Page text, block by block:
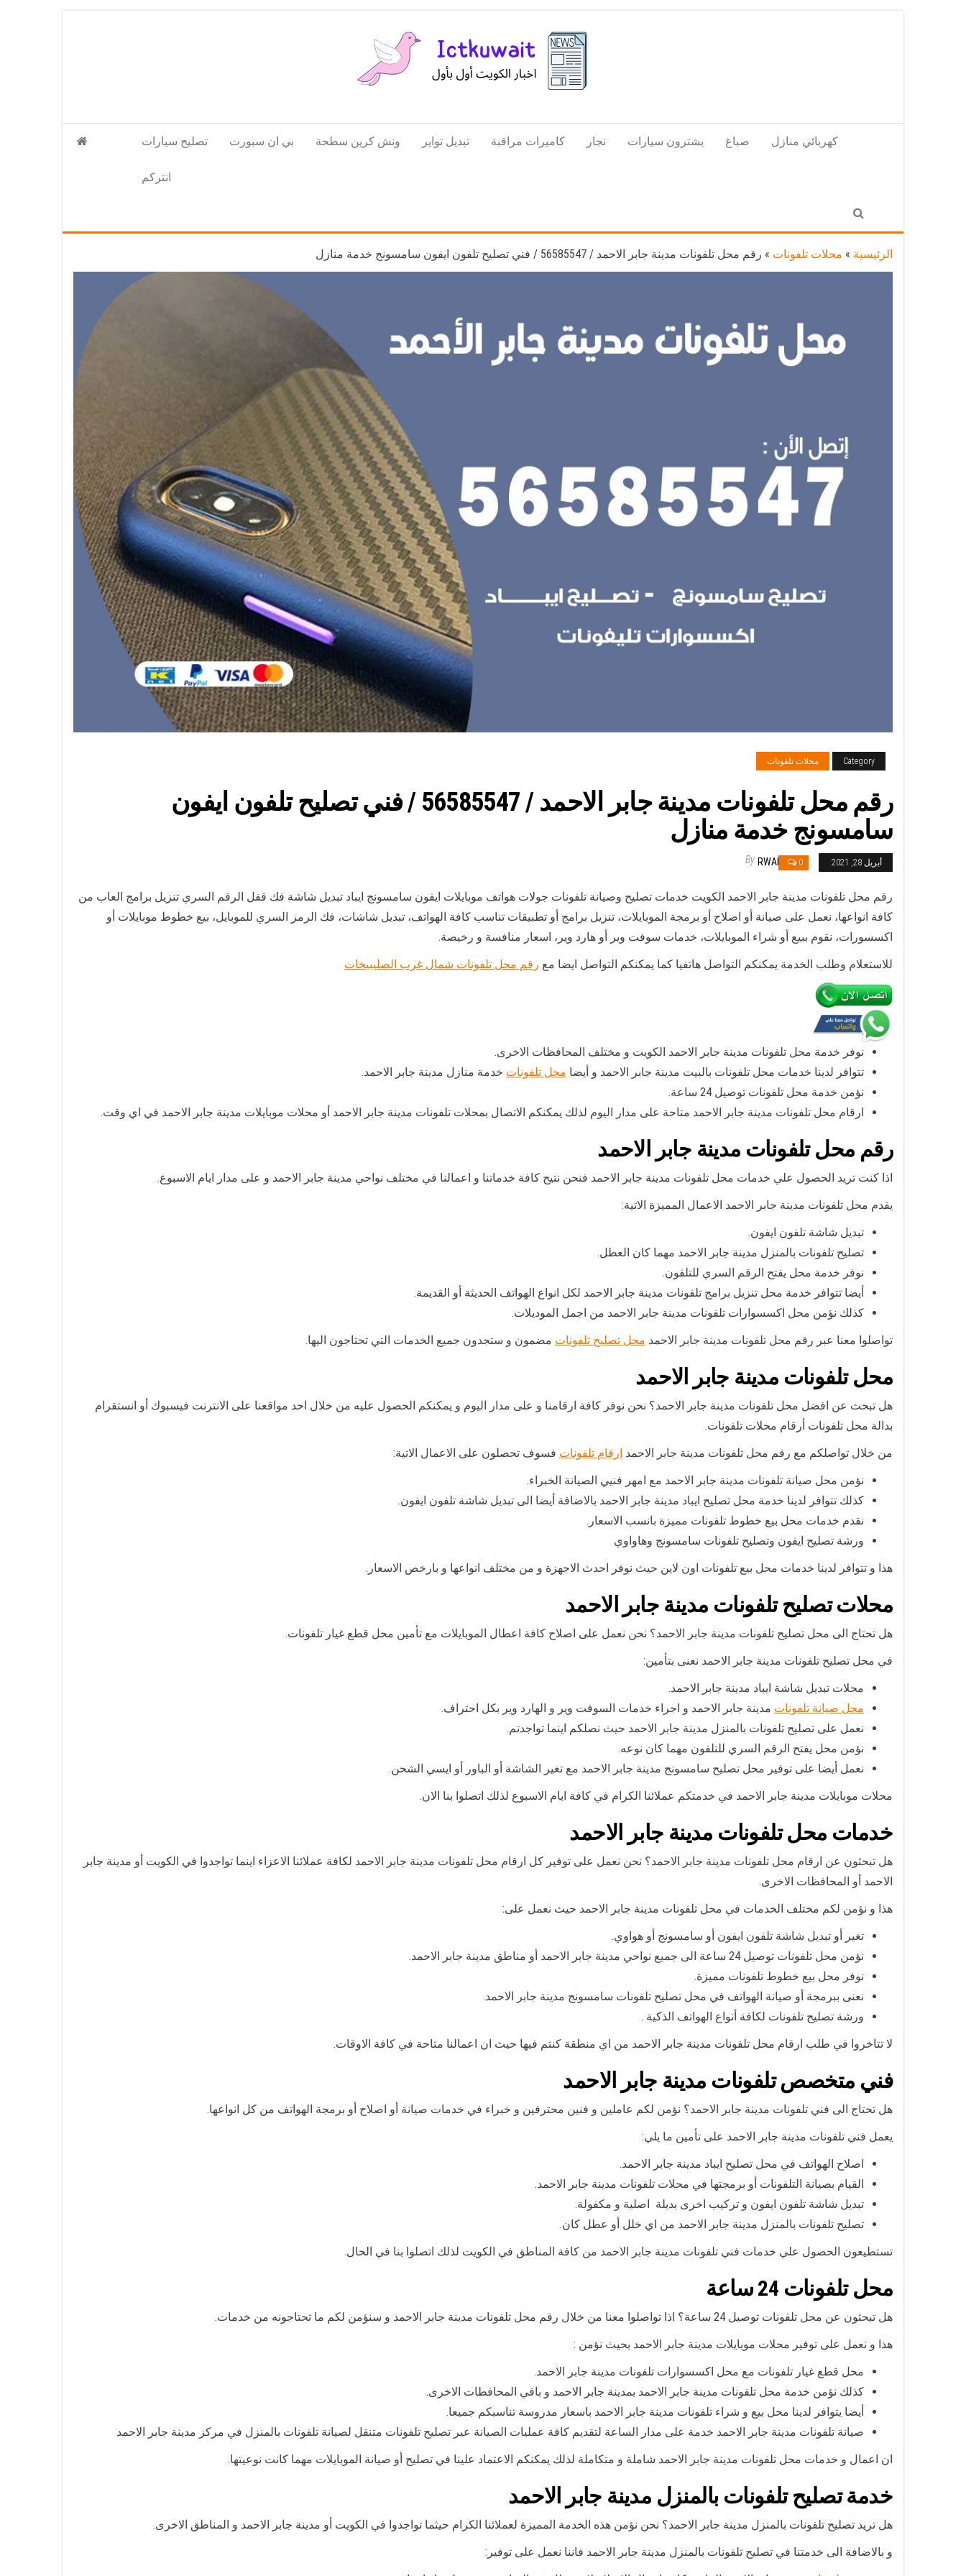
الكويت
تكنولوجيا
المعلومات
تصليح سيارات بي ان سبورت ونش كرين سطحة تبديل تواير كاميرات مراقبة نجار يشترون سيارات صباغ كهربائي منازل
انتركم
الرئيسية » محلات تلفونات » رقم محل تلفونات مدينة جابر الاحمد / 56585547 / فني تصليح تلفون ايفون سامسونج خدمة منازل
Category محلات تلفونات
رقم محل تلفونات مدينة جابر الاحمد / 56585547 / فني تصليح تلفون ايفون
سامسونج خدمة منازل
أبريل 28, 2021 0
By RWAN
رقم محل تلفونات مدينة جابر الاحمد الكويت خدمات تصليح وصيانة تلفونات جولات هواتف موبايلات ايفون سامسونج ايباد تبديل شاشة فك قفل الرقم السري تنزيل برامج العاب من
كافة انواعها، نعمل على صيانة أو اصلاح أو برمجة الموبايلات، تنزيل برامج أو تطبيقات تناسب كافة الهواتف، تبديل شاشات، فك الرمز السري للموبايل، بيع خطوط موبايلات أو
اكسسورات، نقوم ببيع أو شراء الموبايلات، خدمات سوفت وير أو هارد وير، اسعار منافسة و رخيصة.
للاستعلام وطلب الخدمة يمكنكم التواصل هاتفيا كما يمكنكم التواصل ايضا مع رقم محل تلفونات شمال غرب الصليبيخات
نوفر خدمة محل تلفونات مدينة جابر الاحمد الكويت و مختلف المحافظات الاخرى.
تتوافر لدينا خدمات محل تلفونات بالبيت مدينة جابر الاحمد و أيضا محل تلفونات خدمة منازل مدينة جابر الاحمد.
نؤمن خدمة محل تلفونات توصيل 24 ساعة.
ارقام محل تلفونات مدينة جابر الاحمد متاحة على مدار اليوم لذلك يمكنكم الاتصال بمحلات تلفونات مدينة جابر الاحمد أو محلات موبايلات مدينة جابر الاحمد في اي وقت.
رقم محل تلفونات مدينة جابر الاحمد
اذا كنت تريد الحصول علي خدمات محل تلفونات مدينة جابر الاحمد فنحن نتيح كافة خدماتنا و اعمالنا في مختلف نواحي مدينة جابر الاحمد و على مدار ايام الاسبوع.
يقدم محل تلفونات مدينة جابر الاحمد الاعمال المميزة الاتية:
تبديل شاشة تلفون ايفون.
تصليح تلفونات بالمنزل مدينة جابر الاحمد مهما كان العطل.
نوفر خدمة محل يفتح الرقم السري للتلفون.
أيضا تتوافر خدمة محل تنزيل برامج تلفونات مدينة جابر الاحمد لكل انواع الهواتف الحديثة أو القديمة.
كذلك نؤمن محل اكسسوارات تلفونات مدينة جابر الاحمد من اجمل الموديلات.
تواصلوا معنا عبر رقم محل تلفونات مدينة جابر الاحمد محل تصليح تلفونات مضمون و ستجدون جميع الخدمات التي تحتاجون اليها.
محل تلفونات مدينة جابر الاحمد
هل تبحث عن افضل محل تلفونات مدينة جابر الاحمد؟ نحن نوفر كافة ارقامنا و على مدار اليوم و يمكنكم الحصول عليه من خلال احد مواقعنا على الانترنت فيسبوك أو انستقرام
بدالة محل تلفونات أرقام محلات تلفونات.
من خلال تواصلكم مع رقم محل تلفونات مدينة جابر الاحمد ارقام تلفونات فسوف تحصلون على الاعمال الاتية:
نؤمن محل صيانة تلفونات مدينة جابر الاحمد مع امهر فنيي الصيانة الخبراء.
كذلك تتوافر لدينا خدمة محل تصليح ايباد مدينة جابر الاحمد بالاضافة أيضا الى تبديل شاشة تلفون ايفون.
نقدم خدمات محل بيع خطوط تلفونات مميزة بانسب الاسعار.
ورشة تصليح ايفون وتصليح تلفونات سامسونج وهاواوي
هذا و تتوافر لدينا خدمات محل بيع تلفونات اون لاين حيث نوفر احدث الاجهزة و من مختلف انواعها و بارخص الاسعار.
محلات تصليح تلفونات مدينة جابر الاحمد
هل تحتاج الى محل تصليح تلفونات مدينة جابر الاحمد؟ نحن نعمل على اصلاح كافة اعطال الموبايلات مع تأمين محل قطع غيار تلفونات.
في محل تصليح تلفونات مدينة جابر الاحمد نعنى بتأمين:
محلات تبديل شاشة ايباد مدينة جابر الاحمد.
محل صيانة تلفونات مدينة جابر الاحمد و اجراء خدمات السوفت وير و الهارد وير بكل احتراف.
نعمل على تصليح تلفونات بالمنزل مدينة جابر الاحمد حيث نصلكم اينما تواجدتم.
نؤمن محل يفتح الرقم السري للتلفون مهما كان نوعه.
نعمل أيضا على توفير محل تصليح سامسونج مدينة جابر الاحمد مع تغير الشاشة أو الباور أو ايسي الشحن.
محلات موبايلات مدينة جابر الاحمد في خدمتكم عملائنا الكرام في كافة ايام الاسبوع لذلك اتصلوا بنا الان.
خدمات محل تلفونات مدينة جابر الاحمد
هل تبحثون عن ارقام محل تلفونات مدينة جابر الاحمد؟ نحن نعمل على توفير كل ارقام محل تلفونات مدينة جابر الاحمد لكافة عملائنا الاعزاء اينما تواجدوا في الكويت أو مدينة جابر
الاحمد أو المحافظات الاخرى.
هذا و نؤمن لكم مختلف الخدمات في محل تلفونات مدينة جابر الاحمد حيث نعمل على:
تغير أو تبديل شاشة تلفون ايفون أو سامسونج أو هواوي.
نؤمن محل تلفونات توصيل 24 ساعة الى جميع نواحي مدينة جابر الاحمد أو مناطق مدينة جابر الاحمد.
نوفر محل بيع خطوط تلفونات مميزة.
نعنى ببرمجة أو صيانة الهواتف في محل تصليح تلفونات سامسونج مدينة جابر الاحمد.
ورشة تصليح تلفونات لكافة أنواع الهواتف الذكية .
لا تتاخروا في طلب ارقام محل تلفونات مدينة جابر الاحمد من اي منطقة كنتم فيها حيث ان اعمالنا متاحة في كافة الاوقات.
فني متخصص تلفونات مدينة جابر الاحمد
هل تحتاج الى فني تلفونات مدينة جابر الاحمد؟ نؤمن لكم عاملين و فنين محترفين و خبراء في خدمات صيانة أو اصلاح أو برمجة الهواتف من كل انواعها.
يعمل فني تلفونات مدينة جابر الاحمد على تأمين ما يلي:
اصلاح الهواتف في محل تصليح ايباد مدينة جابر الاحمد.
القيام بصيانة التلفونات أو برمجتها في محلات تلفونات مدينة جابر الاحمد.
تبديل شاشة تلفون ايفون و تركيب اخرى بديلة اصلية و مكفولة.
تصليح تلفونات بالمنزل مدينة جابر الاحمد من اي خلل أو عطل كان.
تستطيعون الحصول علي خدمات فني تلفونات مدينة جابر الاحمد من كافة المناطق في الكويت لذلك اتصلوا بنا في الحال.
محل تلفونات 24 ساعة
هل تبحثون عن محل تلفونات توصيل 24 ساعة؟ اذا تواصلوا معنا من خلال رقم محل تلفونات مدينة جابر الاحمد و سنؤمن لكم ما تحتاجونه من خدمات.
هذا و نعمل على توفير محلات موبايلات مدينة جابر الاحمد بحيث نؤمن :
محل قطع غيار تلفونات مع محل اكسسوارات تلفونات مدينة جابر الاحمد.
كذلك نؤمن خدمة محل تلفونات مدينة جابر الاحمد بمدينة جابر الاحمد و باقي المحافطات الاخرى.
أيضا يتوافر لدينا محل بيع و شراء تلفونات مدينة جابر الاحمد باسعار مدروسة تناسبكم جميعا.
صيانة تلفونات مدينة جابر الاحمد خدمة على مدار الساعة لتقديم كافة عمليات الصيانة عبر تصليح تلفونات متنقل لصيانة تلفونات بالمنزل في مركز مدينة جابر الاحمد
ان اعمال و خدمات محل تلفونات مدينة جابر الاحمد شاملة و متكاملة لذلك يمكنكم الاعتماد علينا في تصليح أو صيانة الموبايلات مهما كانت نوعيتها.
خدمة تصليح تلفونات بالمنزل مدينة جابر الاحمد
هل تريد تصليح تلفونات بالمنزل مدينة جابر الاحمد؟ نحن نؤمن هذه الخدمة المميزة لعملائنا الكرام حيثما تواجدوا في الكويت أو مدينة جابر الاحمد و المناطق الاخرى.
و بالاضافة الى خدمتنا في تصليح تلفونات بالمنزل مدينة جابر الاحمد فاننا نعمل على توفير: